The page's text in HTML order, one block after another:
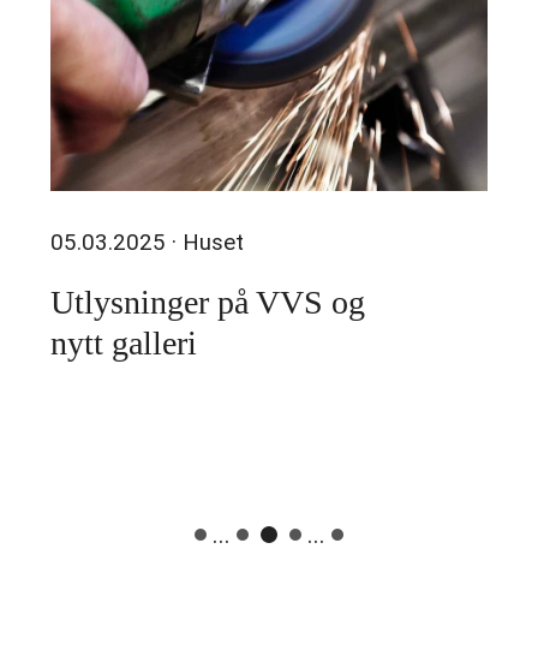
05.03.2025 · Huset
Utlysninger på VVS og
nytt galleri
... ...